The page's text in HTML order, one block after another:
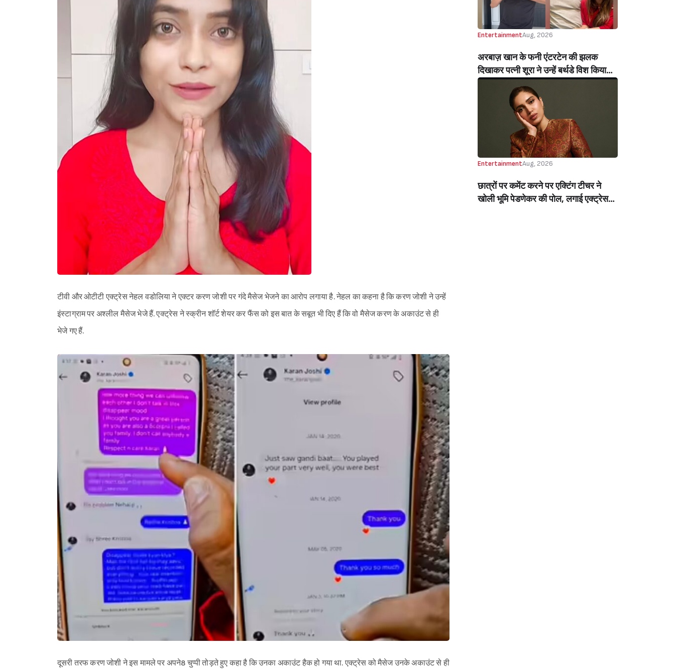
टीवी और ओटीटी एक्ट्रेस नेहल वडोलिया ने एक्टर करण जोशी पर गंदे मैसेज भेजने का आरोप लगाया है. नेहल का कहना है कि करण जोशी ने उन्हें
इंस्टाग्राम पर अश्लील मैसेज भेजे हैं. एक्ट्रेस ने स्क्रीन शॉर्ट शेयर कर फैंस को इस बात के सबूत भी दिए हैं कि वो मैसेज करण के अकाउंट से ही
भेजे गए हैं.
दूसरी तरफ करण जोशी ने इस मामले पर अपने8 चुप्पी तोड़ते हुए कहा है कि उनका अकाउंट हैक हो गया था. एक्ट्रेस को मैसेज उनके अकाउंट से ही
Don’t Come True?’)
EntertainmentAug, 2026
अरबाज़ खान के फनी एंटरटेन की झलक
दिखाकर पत्नी शूरा ने उन्हें बर्थडे विश किया
(Arbaaz Khan’s Wife, Sshura,
Wished Him A Happy Birthday By
Sharing A Glimpse Of His Fun,
Entertaining Side)
EntertainmentAug, 2026
छात्रों पर कमेंट करने पर एक्टिंग टीचर ने
खोली भूमि पेडणेकर की पोल, लगाई एक्ट्रेस